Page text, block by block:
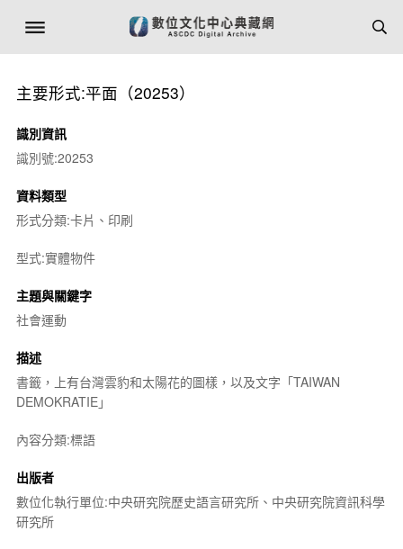
主要形式:平面（20253）
識別資訊
識別號:20253
資料類型
形式分類:卡片、印刷
型式:實體物件
主題與關鍵字
社會運動
描述
書籤，上有台灣雲豹和太陽花的圖樣，以及文字「TAIWAN
DEMOKRATIE」
內容分類:標語
出版者
數位化執行單位:中央研究院歷史語言研究所、中央研究院資訊科學
研究所